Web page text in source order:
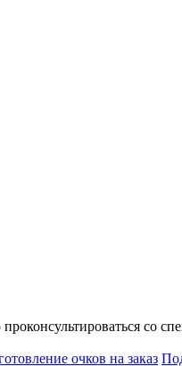
со
очков на заказ